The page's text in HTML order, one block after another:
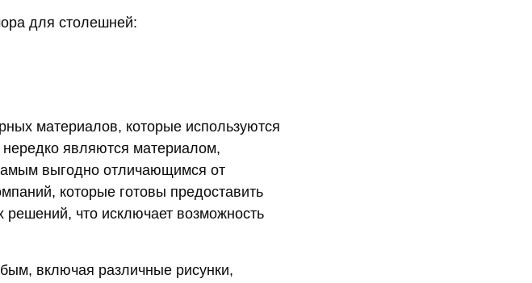
для столешней:
материалов, которые используются
являются материалом,
выгодно отличающимся от
которые готовы предоставить
решений, что исключает возможность
включая различные рисунки,